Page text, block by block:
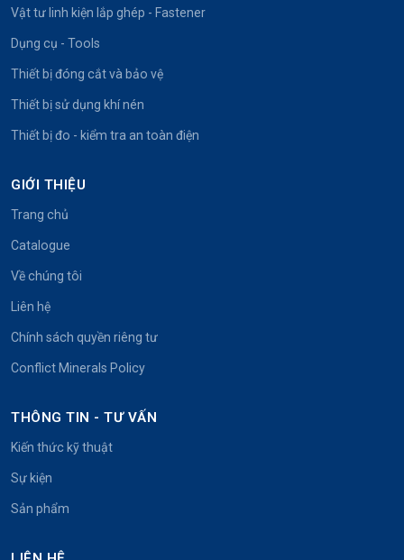
Vật tư linh kiện lắp ghép - Fastener
Dụng cụ - Tools
Thiết bị đóng cắt và bảo vệ
Thiết bị sử dụng khí nén
Thiết bị đo - kiểm tra an toàn điện
GIỚI THIỆU
Trang chủ
Catalogue
Về chúng tôi
Liên hệ
Chính sách quyền riêng tư
Conflict Minerals Policy
THÔNG TIN - TƯ VẤN
Kiến thức kỹ thuật
Sự kiện
Sản phẩm